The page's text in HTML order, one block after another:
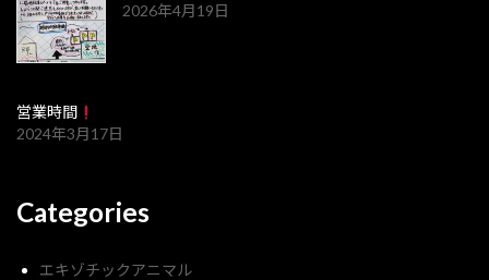
2026年4月19日
営業時間
2024年3月17日
Categories
エキゾチックアニマル